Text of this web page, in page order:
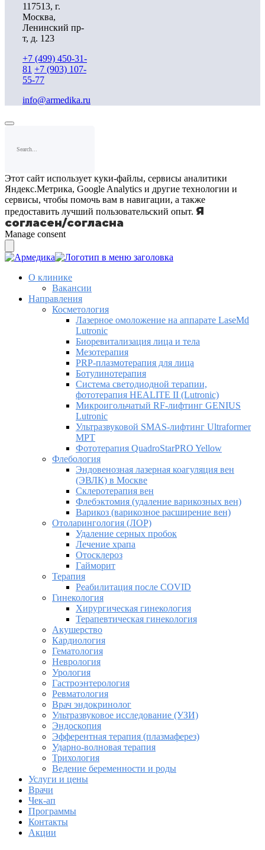
117513, г.
Москва,
Ленинский пр-
т, д. 123
+7 (499) 450-31-
81 +7 (903) 107-
55-77
info@armedika.ru
Этот сайт использует куки-файлы, сервисы аналитики
Яндекс.Метрика, Google Analytics и другие технологии и
сервисы, чтобы помочь вам в навигации, а также
предоставить лучший пользовательский опыт. Я
согласен/согласна
Manage consent
О клинике
Вакансии
Направления
Косметология
Лазерное омоложение на аппарате LaseMd
Lutronic
Биоревитализация лица и тела
Мезотерапия
PRP-плазмотерапия для лица
Ботулинотерапия
Система светодиодной терапии,
фототерапия HEALITE II (Lutronic)
Микроигольчатый RF-лифтинг GENIUS
Lutronic
Ультразвуковой SMAS-лифтинг Ultraformer
MPT
Фототерапия QuadroStarPRO Yellow
Флебология
Эндовенозная лазерная коагуляция вен
(ЭВЛК) в Москве
Склеротерапия вен
Флебэктомия (удаление варикозных вен)
Варикоз (варикозное расширение вен)
Отоларингология (ЛОР)
Удаление серных пробок
Лечение храпа
Отосклероз
Гайморит
Терапия
Реабилитация после COVID
Гинекология
Хирургическая гинекология
Терапевтическая гинекология
Акушерство
Кардиология
Гематология
Неврология
Урология
Гастроэнтерология
Ревматология
Врач эндокринолог
Ультразвуковое исследование (УЗИ)
Эндоскопия
Эфферентная терапия (плазмаферез)
Ударно-волновая терапия
Трихология
Ведение беременности и роды
Услуги и цены
Врачи
Чек-ап
Программы
Контакты
Акции